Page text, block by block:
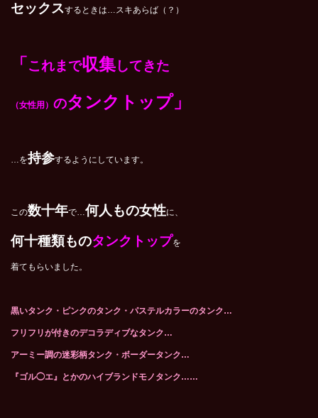
セックスするときは…スキあらば（？）
「これまで収集してきた
（女性用） のタンクトップ」
…を持参するようにしています。
この数十年で…何人もの女性に、
何十種類ものタンクトップを
着てもらいました。
黒いタンク・ピンクのタンク・パステルカラーのタンク…
フリフリが付きのデコラディブなタンク…
アーミー調の迷彩柄タンク・ボーダータンク…
『ゴル◯エ』とかのハイブランドモノタンク……